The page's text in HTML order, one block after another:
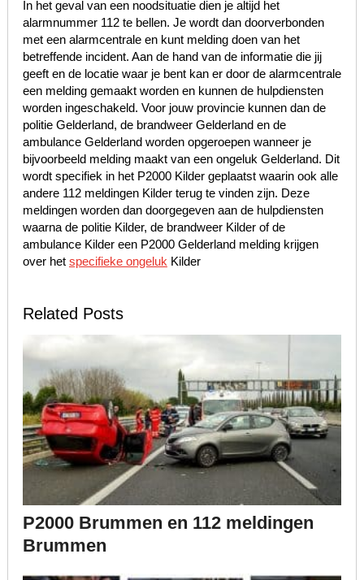
In het geval van een noodsituatie dien je altijd het
alarmnummer 112 te bellen. Je wordt dan doorverbonden
met een alarmcentrale en kunt melding doen van het
betreffende incident. Aan de hand van de informatie die jij
geeft en de locatie waar je bent kan er door de alarmcentrale
een melding gemaakt worden en kunnen de hulpdiensten
worden ingeschakeld. Voor jouw provincie kunnen dan de
politie Gelderland, de brandweer Gelderland en de
ambulance Gelderland worden opgeroepen wanneer je
bijvoorbeeld melding maakt van een ongeluk Gelderland. Dit
wordt specifiek in het P2000 Kilder geplaatst waarin ook alle
andere 112 meldingen Kilder terug te vinden zijn. Deze
meldingen worden dan doorgegeven aan de hulpdiensten
waarna de politie Kilder, de brandweer Kilder of de
ambulance Kilder een P2000 Gelderland melding krijgen
over het specifieke ongelukKilder
Related Posts
P2000 Brummen en 112 meldingen
Brummen